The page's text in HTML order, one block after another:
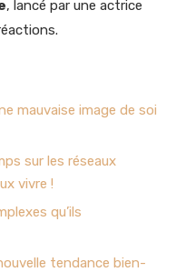
, lancé par une actrice
mauvaise image de soi
sur les réseaux
vivre !
qu’ils
tendance bien-